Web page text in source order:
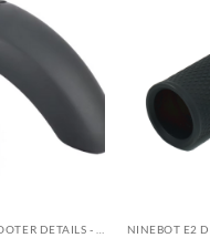
Wunschliste
NINEBOT E2 D E-SCOOTER DETAILS - VERKAUF - SERVICE